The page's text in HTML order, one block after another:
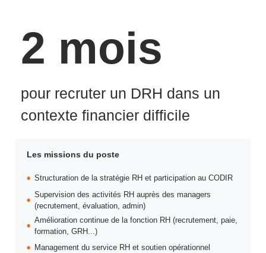
2 mois
pour recruter un DRH dans un
contexte financier difficile
Les missions du poste
Structuration de la stratégie RH et participation au CODIR
Supervision des activités RH auprès des managers
(recrutement, évaluation, admin)
Amélioration continue de la fonction RH (recrutement, paie,
formation, GRH...)
Management du service RH et soutien opérationnel